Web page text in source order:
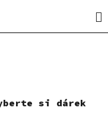
si dárek